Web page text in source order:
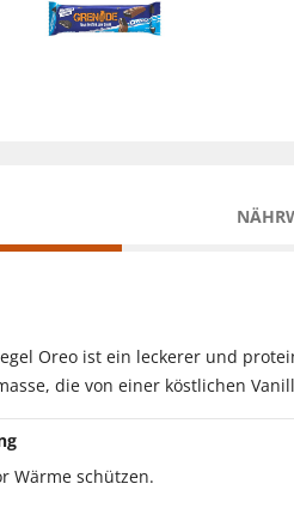
Oreo ist ein leckerer und
die von einer köstlichen
Wärme schützen.